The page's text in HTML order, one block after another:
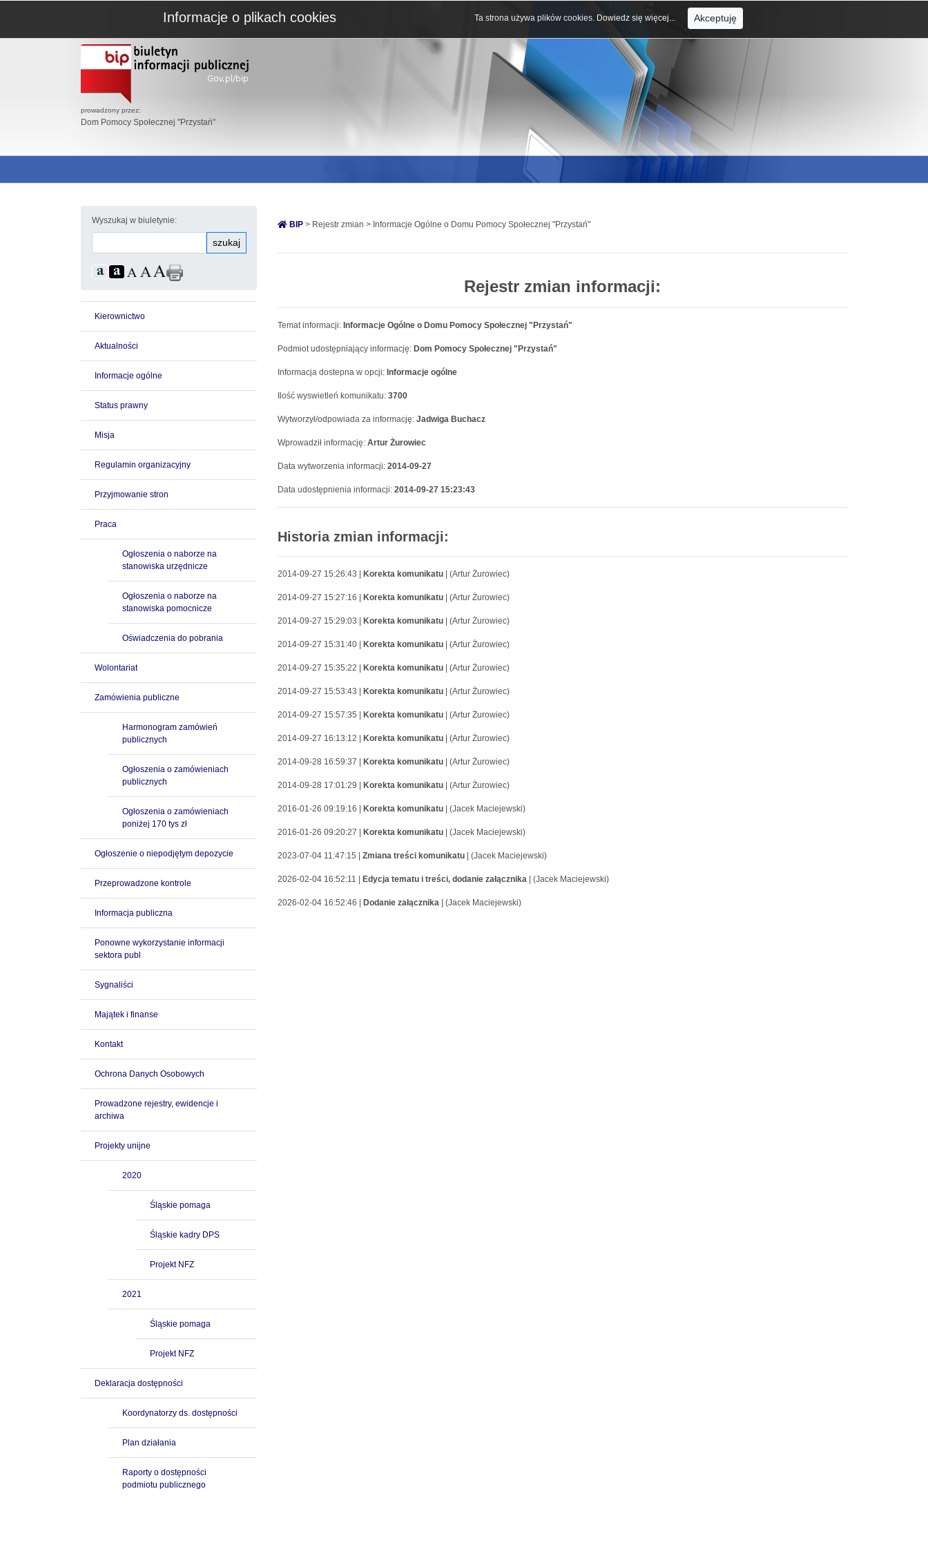
prowadzony przez:
Dom Pomocy Społecznej "Przystań"
Wyszukaj w biuletynie:
szukaj
Kierownictwo
Aktualności
Informacje ogólne
Status prawny
Misja
Regulamin organizacyjny
Przyjmowanie stron
Praca
Ogłoszenia o naborze na
stanowiska urzędnicze
Ogłoszenia o naborze na
stanowiska pomocnicze
Oświadczenia do pobrania
Wolontariat
Zamówienia publiczne
Harmonogram zamówień
publicznych
Ogłoszenia o zamówieniach
publicznych
Ogłoszenia o zamówieniach
poniżej 170 tys zł
Ogłoszenie o niepodjętym depozycie
Przeprowadzone kontrole
Informacja publiczna
Ponowne wykorzystanie informacji
sektora publ
Sygnaliści
Majątek i finanse
Kontakt
Ochrona Danych Osobowych
Prowadzone rejestry, ewidencje i
archiwa
Projekty unijne
2020
Śląskie pomaga
Śląskie kadry DPS
Projekt NFZ
2021
Śląskie pomaga
Projekt NFZ
Deklaracja dostępności
Koordynatorzy ds. dostępności
Plan działania
Raporty o dostępności
podmiotu publicznego
BIP > Rejestr zmian > Informacje Ogólne o Domu Pomocy Społecznej "Przystań"
Rejestr zmian informacji:
Temat informacji: Informacje Ogólne o Domu Pomocy Społecznej "Przystań"
Podmiot udostępniający informację: Dom Pomocy Społecznej "Przystań"
Informacja dostepna w opcji: Informacje ogólne
Ilość wyswietleń komunikatu: 3700
Wytworzył/odpowiada za informację: Jadwiga Buchacz
Wprowadził informację: Artur Żurowiec
Data wytworzenia informacji: 2014-09-27
Data udostępnienia informacji: 2014-09-27 15:23:43
Historia zmian informacji:
2014-09-27 15:26:43 | Korekta komunikatu | (Artur Żurowiec)
2014-09-27 15:27:16 | Korekta komunikatu | (Artur Żurowiec)
2014-09-27 15:29:03 | Korekta komunikatu | (Artur Żurowiec)
2014-09-27 15:31:40 | Korekta komunikatu | (Artur Żurowiec)
2014-09-27 15:35:22 | Korekta komunikatu | (Artur Żurowiec)
2014-09-27 15:53:43 | Korekta komunikatu | (Artur Żurowiec)
2014-09-27 15:57:35 | Korekta komunikatu | (Artur Żurowiec)
2014-09-27 16:13:12 | Korekta komunikatu | (Artur Żurowiec)
2014-09-28 16:59:37 | Korekta komunikatu | (Artur Żurowiec)
2014-09-28 17:01:29 | Korekta komunikatu | (Artur Żurowiec)
2016-01-26 09:19:16 | Korekta komunikatu | (Jacek Maciejewski)
2016-01-26 09:20:27 | Korekta komunikatu | (Jacek Maciejewski)
2023-07-04 11:47:15 | Zmiana treści komunikatu | (Jacek Maciejewski)
2026-02-04 16:52:11 | Edycja tematu i treści, dodanie załącznika | (Jacek Maciejewski)
2026-02-04 16:52:46 | Dodanie załącznika | (Jacek Maciejewski)
Informacje o plikach cookies Ta strona używa plików cookies. Dowiedz się więcej... Akceptuję